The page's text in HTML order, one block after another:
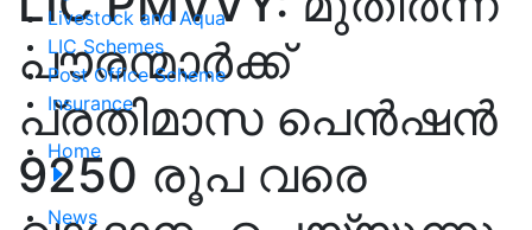
Livestock and Aqua
LIC Schemes
Post Office Scheme
Insurance
Home
News
പൗരന്മാർക്ക്
പ്രതിമാസ പെൻഷൻ
9250 രൂപ വരെ